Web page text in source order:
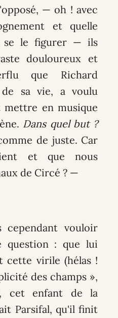
— oh ! avec
et quelle
se le figurer — ils
douloureux et
que Richard
sa vie, a voulu
mettre en musique
Dans quel but ?
de juste. Car
et que nous
de Circé ? —
vouloir
question : que lui
cette virile (hélas !
des champs »,
cet enfant de la
Parsifal, qu'il finit